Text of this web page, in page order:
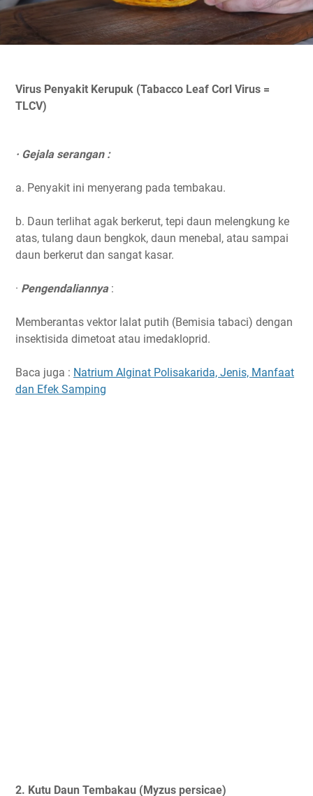
Virus Penyakit Kerupuk (Tabacco Leaf Corl Virus =
TLCV)
· Gejala serangan :
a. Penyakit ini menyerang pada tembakau.
b. Daun terlihat agak berkerut, tepi daun melengkung ke
atas, tulang daun bengkok, daun menebal, atau sampai
daun berkerut dan sangat kasar.
· Pengendaliannya :
Memberantas vektor lalat putih (Bemisia tabaci) dengan
insektisida dimetoat atau imedakloprid.
Baca juga : Natrium Alginat Polisakarida, Jenis, Manfaat
dan Efek Samping
2. Kutu Daun Tembakau (Myzus persicae)